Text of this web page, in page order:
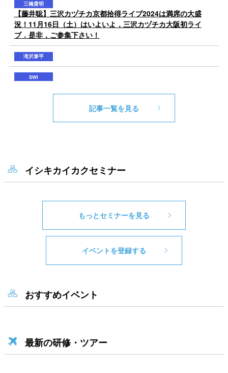
記事一覧を見る
イシキカイカクセミナー
もっとセミナーを見る
イベントを登録する
おすすめイベント
最新の研修・ツアー